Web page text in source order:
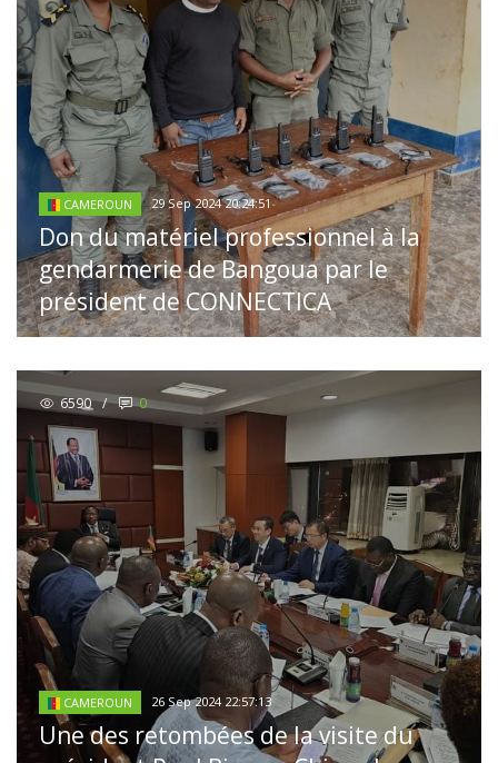
CAMEROUN 29 Sep 2024 20:24:51
Don du matériel professionnel à la
gendarmerie de Bangoua par le
président de CONNECTICA
6590 / 0
CAMEROUN 26 Sep 2024 22:57:13
Une des retombées de la visite du